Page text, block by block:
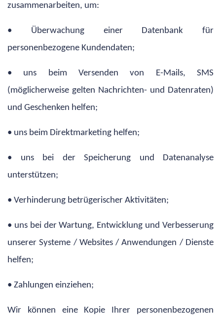
zusammenarbeiten, um:
• Überwachung einer Datenbank für
personenbezogene Kundendaten;
• uns beim Versenden von E-Mails, SMS
(möglicherweise gelten Nachrichten- und Datenraten)
und Geschenken helfen;
• uns beim Direktmarketing helfen;
• uns bei der Speicherung und Datenanalyse
unterstützen;
• Verhinderung betrügerischer Aktivitäten;
• uns bei der Wartung, Entwicklung und Verbesserung
unserer Systeme / Websites / Anwendungen / Dienste
helfen;
• Zahlungen einziehen;
Wir können eine Kopie Ihrer personenbezogenen